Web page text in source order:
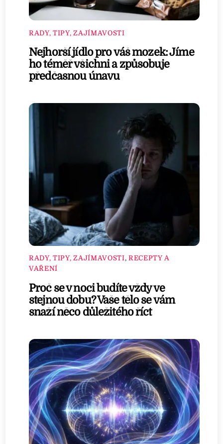
RADY, TIPY, ZAJÍMAVOSTI
Nejhorší jídlo pro váš mozek: Jíme
ho téměř všichni a způsobuje
předčasnou únavu
RADY, TIPY, ZAJÍMAVOSTI, RECEPTY A
VAŘENÍ
Proč se v noci budíte vždy ve
stejnou dobu? Vaše tělo se vám
snaží něco důležitého říct